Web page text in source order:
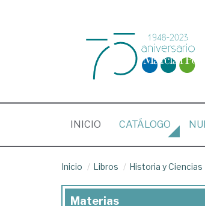
INICIO (CURRENT)
CATÁLOGO
Inicio Libros Historia y Ciencias
Materias